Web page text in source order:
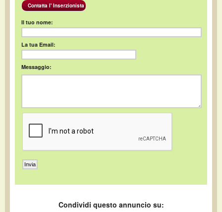
Contatta l' Inserzionista
Il tuo nome:
La tua Email:
Messaggio:
Condividi questo annuncio su: